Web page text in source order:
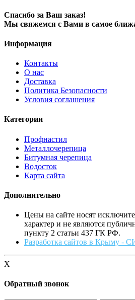
Спасибо за Ваш заказ!
Мы свяжемся с Вами в самое
Информация
Контакты
О нас
Доставка
Политика Безопасности
Условия соглашения
Категории
Профнастил
Металлочерепица
Битумная черепица
Водосток
Карта сайта
Дополнительно
Цены на сайте носят
характер и не являются
пункту 2 статьи 437 ГК РФ.
Разработка сайтов в Крыму -
X
Обратный звонок